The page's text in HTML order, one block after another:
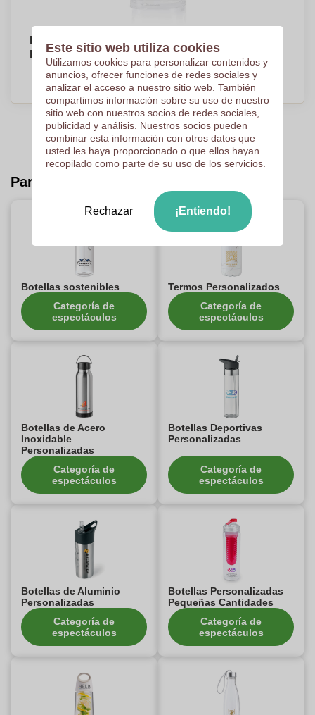
Botella de Agua Personalizable 70cl -
Macharaviaya
PRECIO A PEDIDO
Para descubrir :
Botellas sostenibles
Categoría de
espectáculos
Termos Personalizados
Categoría de
espectáculos
Botellas de Acero
Inoxidable
Personalizadas
Categoría de
espectáculos
Botellas Deportivas
Personalizadas
Categoría de
espectáculos
Botellas de Aluminio
Personalizadas
Categoría de
espectáculos
Botellas Personalizadas
Pequeñas Cantidades
Categoría de
espectáculos
Este sitio web utiliza cookies
Utilizamos cookies para personalizar contenidos y
anuncios, ofrecer funciones de redes sociales y
analizar el acceso a nuestro sitio web. También
compartimos información sobre su uso de nuestro
sitio web con nuestros socios de redes sociales,
publicidad y análisis. Nuestros socios pueden
combinar esta información con otros datos que
usted les haya proporcionado o que ellos hayan
recopilado como parte de su uso de los servicios.
Rechazar ¡Entiendo!